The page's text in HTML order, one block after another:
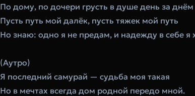
‎По дому, по дочери грусть в душе день за днём
‎Пусть путь мой далёк, пусть тяжек мой путь
‎Но знаю: одно я не предам, и надежду в себе я
‎(Аутро)
‎Я последний самурай — судьба моя такая
‎Но в мечтах всегда дом родной передо мной.